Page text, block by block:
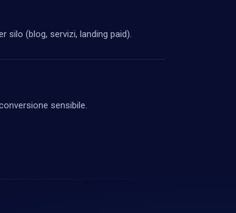
silo (blog, servizi, landing paid).
sensibile.